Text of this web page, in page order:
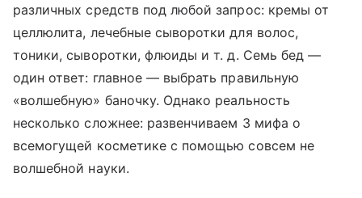
различных средств под любой запрос: кремы от
целлюлита, лечебные сыворотки для волос,
тоники, сыворотки, флюиды и т. д. Семь бед —
один ответ: главное — выбрать правильную
«волшебную» баночку. Однако реальность
несколько сложнее: развенчиваем 3 мифа о
всемогущей косметике с помощью совсем не
волшебной науки.